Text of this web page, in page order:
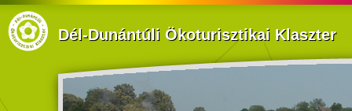
Dél-Dunántúli Ökoturisztikai Klaszter